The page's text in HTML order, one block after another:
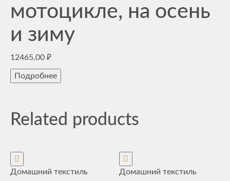
мотоцикле, на осень
и зиму
12465,00 ₽
Подробнее
Related products
Домашний текстиль
Домашний текстиль